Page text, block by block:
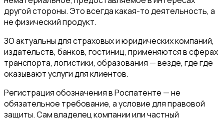
другой стороны. Это всегда какая-то деятельность, а
не физический продукт.
ЗО актуальны для страховых и юридических компаний,
издательств, банков, гостиниц, применяются в сферах
транспорта, логистики, образования — везде, где где
оказывают услуги для клиентов.
Регистрация обозначения в Роспатенте — не
обязательное требование, а условие для правовой
защиты. Сам владелец компании или частный